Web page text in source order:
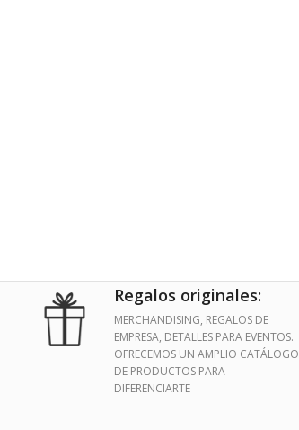
Regalos originales:
MERCHANDISING, REGALOS DE
EMPRESA, DETALLES PARA EVENTOS.
OFRECEMOS UN AMPLIO CATÁLOGO
DE PRODUCTOS PARA
DIFERENCIARTE